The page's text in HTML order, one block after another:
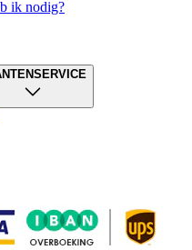
ik nodig?